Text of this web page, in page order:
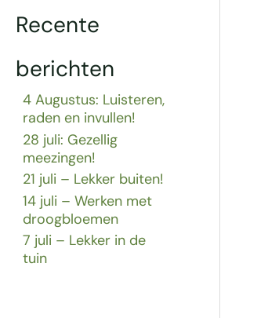
Recente
berichten
4 Augustus: Luisteren,
raden en invullen!
28 juli: Gezellig
meezingen!
21 juli – Lekker buiten!
14 juli – Werken met
droogbloemen
7 juli – Lekker in de
tuin